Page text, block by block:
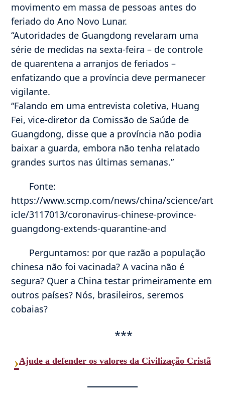
movimento em massa de pessoas antes do
feriado do Ano Novo Lunar.
“Autoridades de Guangdong revelaram uma
série de medidas na sexta-feira – de controle
de quarentena a arranjos de feriados –
enfatizando que a província deve permanecer
vigilante.
“Falando em uma entrevista coletiva, Huang
Fei, vice-diretor da Comissão de Saúde de
Guangdong, disse que a província não podia
baixar a guarda, embora não tenha relatado
grandes surtos nas últimas semanas.”
Fonte:
https://www.scmp.com/news/china/science/art
icle/3117013/coronavirus-chinese-province-
guangdong-extends-quarantine-and
Perguntamos: por que razão a população
chinesa não foi vacinada? A vacina não é
segura? Quer a China testar primeiramente em
outros países? Nós, brasileiros, seremos
cobaias?
***
›Ajude a defender os valores da Civilização Cristã